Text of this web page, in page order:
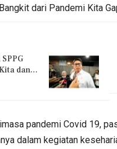
dari Pandemi Kita
dan…
pandemi Covid 19,
dalam kegiatan